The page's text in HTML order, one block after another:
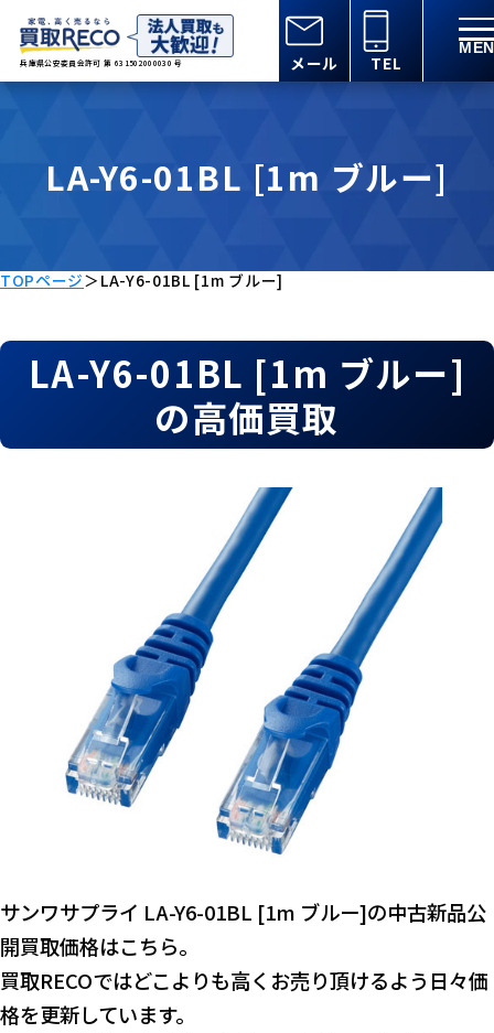
兵庫県公安委員会許可 第 631502000030 号 メール TEL
LA-Y6-01BL [1m ブルー]
TOPページ＞ LA-Y6-01BL [1m ブルー]
LA-Y6-01BL [1m ブルー]
の高価買取
サンワサプライ LA-Y6-01BL [1m ブルー]の中古新品公
開買取価格はこちら。
買取RECOではどこよりも高くお売り頂けるよう日々価
格を更新しています。